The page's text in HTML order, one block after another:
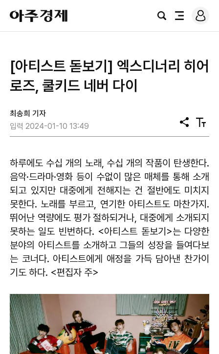
아
주
경
검
전
로
그
[아티스트 돋보기] 엑스디너리 히어
로즈, 쿨키드 네버 다이
최송희 기자
입력 2024-01-10 13:49
공
유
텍
스
기
하루에도 수십 개의 노래, 수십 개의 작품이 탄생한다.
음악·드라마·영화 등이 수없이 많은 매체를 통해 소개
되고 있지만 대중에게 전해지는 건 절반에도 미치지
못한다. 노래를 부르고, 연기한 아티스트도 마찬가지.
뛰어난 역량에도 평가 절하되거나, 대중에게 소개되지
못하는 일도 빈번하다. <아티스트 돋보기>는 다양한
분야의 아티스트를 소개하고 그들의 성장을 들여다보
는 코너다. 아티스트에게 애정을 가득 담아낸 찬가이
기도 하다. <편집자 주>